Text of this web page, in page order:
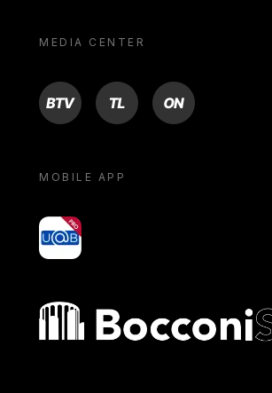
MEDIA CENTER
BTV TL ON
MOBILE APP
yoU@B
Bocconi shop